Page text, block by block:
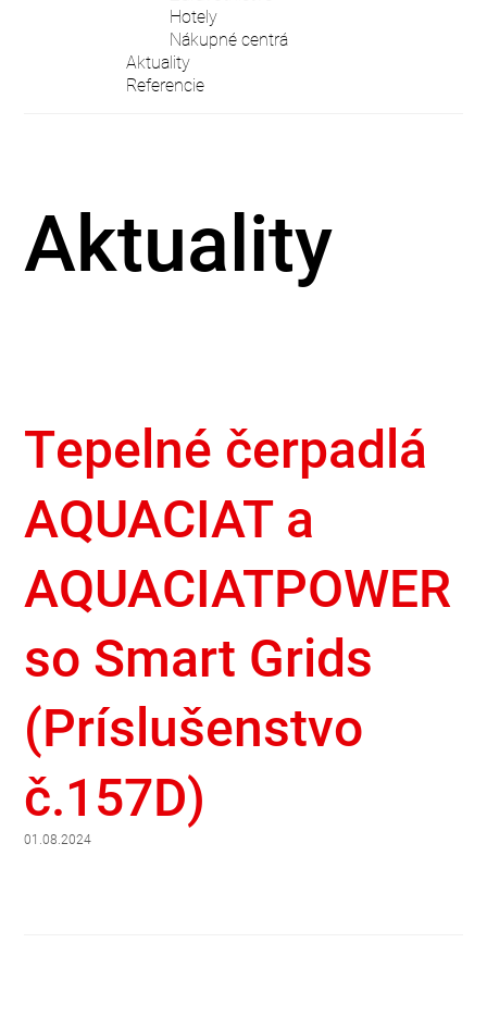
Hotely
Nákupné centrá
Aktuality
Referencie
Aktuality
Tepelné čerpadlá
AQUACIAT a
AQUACIATPOWER
so Smart Grids
(Príslušenstvo
č.157D)
01.08.2024